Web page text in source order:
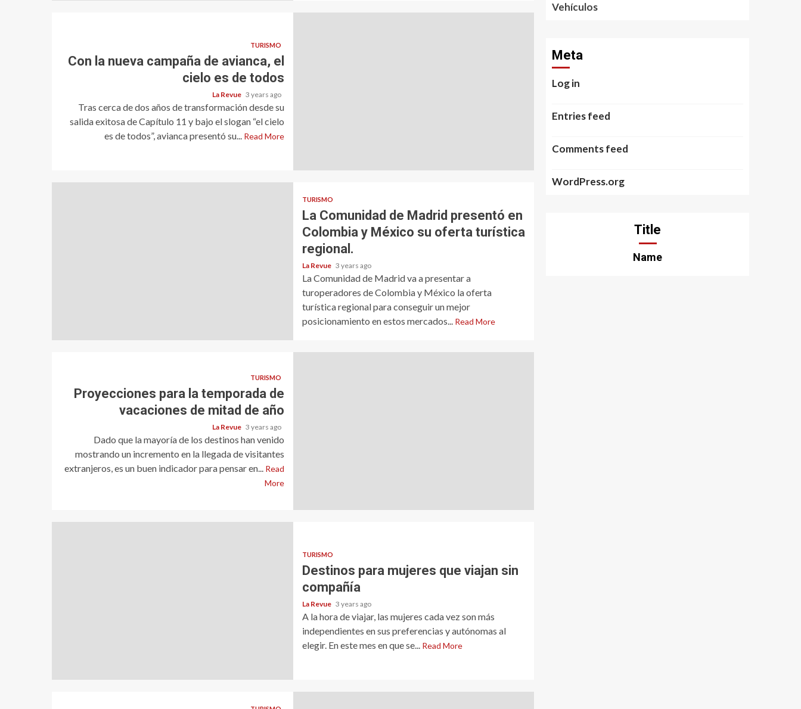
TURISMO
Con la nueva campaña de avianca, el
cielo es de todos
La Revue 3 years ago
Tras cerca de dos años de transformación desde su
salida exitosa de Capítulo 11 y bajo el slogan “el cielo
es de todos”, avianca presentó su...
Read More
TURISMO
La Comunidad de Madrid presentó en
Colombia y México su oferta turística
regional.
La Revue 3 years ago
La Comunidad de Madrid va a presentar a
turoperadores de Colombia y México la oferta
turística regional para conseguir un mejor
posicionamiento en estos mercados...
Read More
TURISMO
Proyecciones para la temporada de
vacaciones de mitad de año
La Revue 3 years ago
Dado que la mayoría de los destinos han venido
mostrando un incremento en la llegada de visitantes
extranjeros, es un buen indicador para pensar en...
Read
More
TURISMO
Destinos para mujeres que viajan sin
compañía
La Revue 3 years ago
A la hora de viajar, las mujeres cada vez son más
independientes en sus preferencias y autónomas al
elegir. En este mes en que se...
Read More
Vehículos
Meta
Log in
Entries feed
Comments feed
WordPress.org
Title
Name